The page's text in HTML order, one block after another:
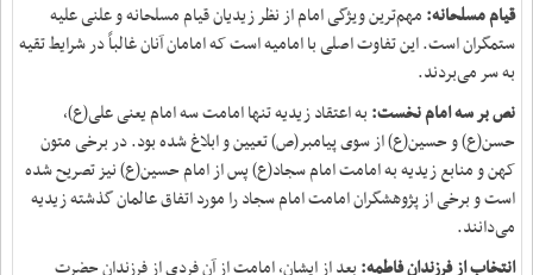
قیام مسلحانه: مهم‌ترین ویژگی امام از نظر زیدیان قیام مسلحانه و علنی علیه
ستمگران است. این تفاوت اصلی با امامیه است که امامان آنان غالباً در شرایط تقیه
به سر می‌بردند.
نص بر سه امام نخست: به اعتقاد زیدیه تنها امامت سه امام یعنی علی(ع)،
حسن(ع) و حسین(ع) از سوی پیامبر(ص) تعیین و ابلاغ شده بود. در برخی متون
کهن و منابع زیدیه به امامت امام سجاد(ع) پس از امام حسین(ع) نیز تصریح شده
است و برخی از پژوهشگران امامت امام سجاد را مورد اتفاق عالمان گذشته زیدیه
می‌دانند.
انتخاب از فرزندان فاطمه: بعد از ایشان، امامت از آن فردی از فرزندان حضرت